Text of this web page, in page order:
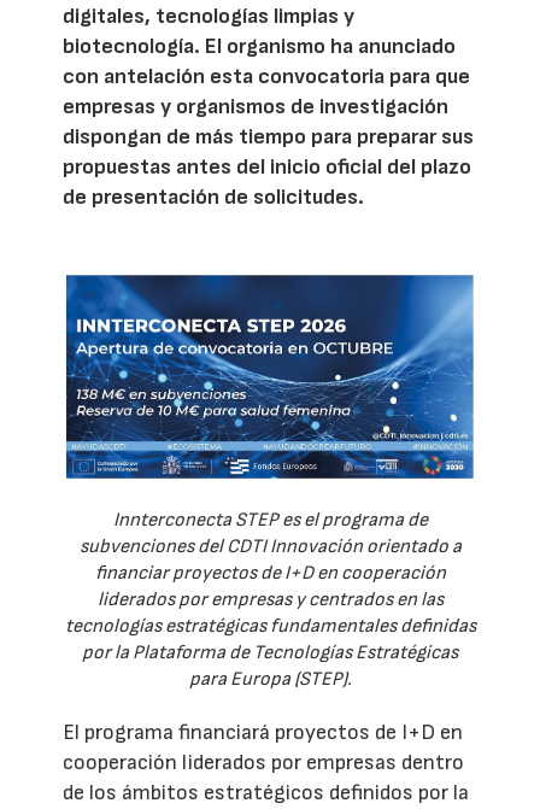
digitales, tecnologías limpias y
biotecnología. El organismo ha anunciado
con antelación esta convocatoria para que
empresas y organismos de investigación
dispongan de más tiempo para preparar sus
propuestas antes del inicio oficial del plazo
de presentación de solicitudes.
Innterconecta STEP es el programa de
subvenciones del CDTI Innovación orientado a
financiar proyectos de I+D en cooperación
liderados por empresas y centrados en las
tecnologías estratégicas fundamentales definidas
por la Plataforma de Tecnologías Estratégicas
para Europa (STEP).
El programa financiará proyectos de I+D en
cooperación liderados por empresas dentro
de los ámbitos estratégicos definidos por la